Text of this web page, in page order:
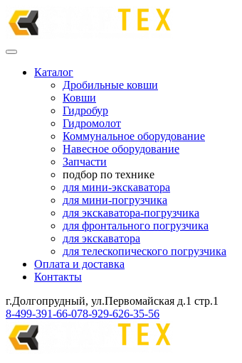
Каталог
Дробильные ковши
Ковши
Гидробур
Гидромолот
Коммунальное оборудование
Навесное оборудование
Запчасти
подбор по технике
для мини-экскаватора
для мини-погрузчика
для экскаватора-погрузчика
для фронтального погрузчика
для экскаватора
для телескопического погрузчика
Оплата и доставка
Контакты
г.Долгопрудный, ул.Первомайская д.1 стр.1
8-499-391-66-078-929-626-35-56